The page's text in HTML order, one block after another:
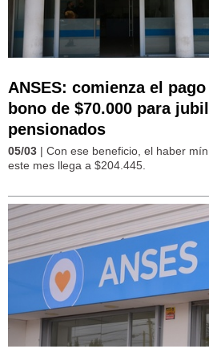
ANSES: comienza el pago
bono de $70.000 para
pensionados
05/03 | Con ese beneficio, el haber
este mes llega a $204.445.